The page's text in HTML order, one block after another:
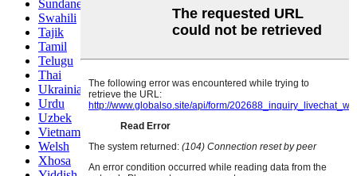
Sundanese
Swahili
Tajik
Tamil
Telugu
Thai
Ukrainian
Urdu
Uzbek
Vietnamese
Welsh
Xhosa